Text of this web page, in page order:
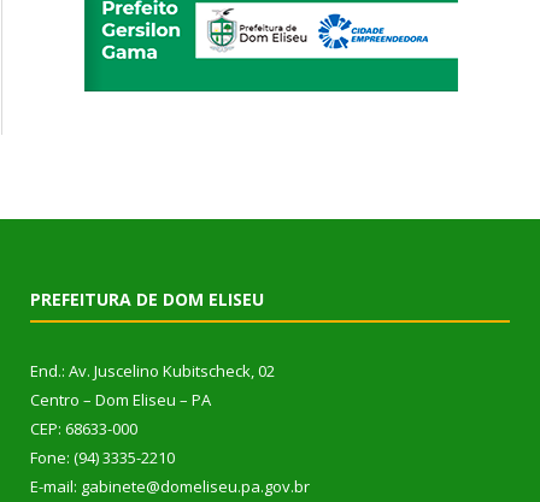
PREFEITURA DE DOM ELISEU
End.: Av. Juscelino Kubitscheck, 02
Centro – Dom Eliseu – PA
CEP: 68633-000
Fone: (94) 3335-2210
E-mail: gabinete@domeliseu.pa.gov.br